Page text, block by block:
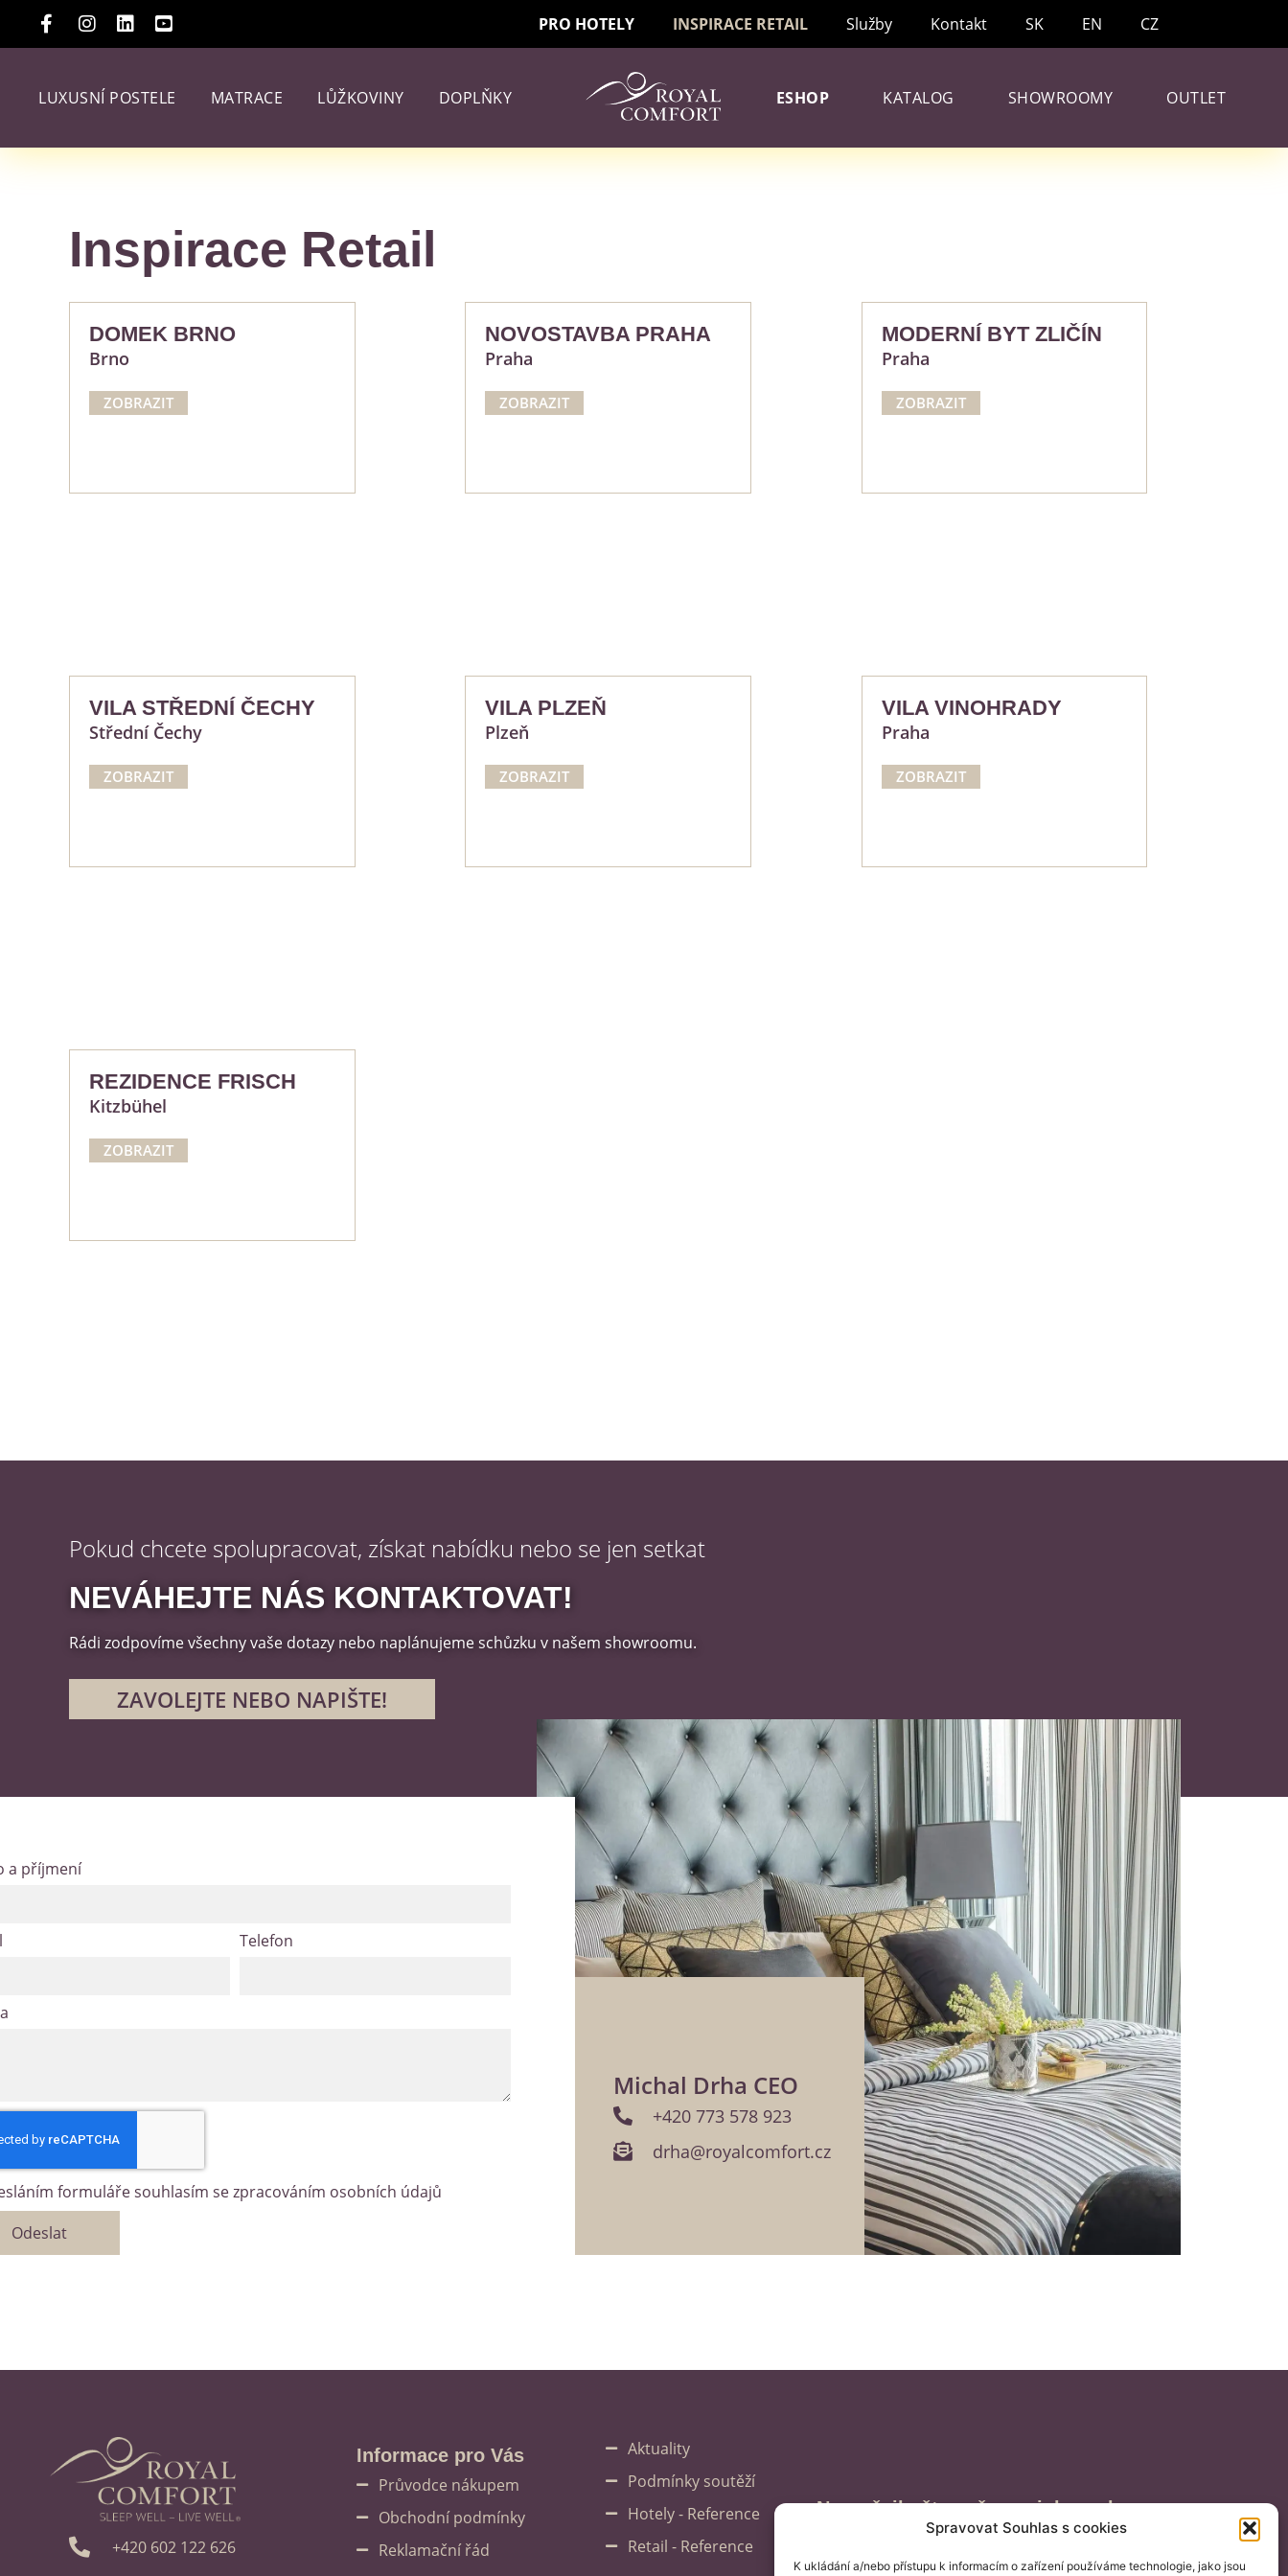
Spravovat Souhlas s cookies
K ukládání a/nebo přístupu k informacím o zařízení používáme technologie, jako jsou
PRO HOTELY INSPIRACE RETAIL Služby Kontakt SK EN CZ
LUXUSNÍ POSTELE MATRACE LŮŽKOVINY DOPLŇKY ESHOP KATALOG SHOWROOMY OUTLET
Inspirace Retail
DOMEK BRNO
Brno
ZOBRAZIT
NOVOSTAVBA PRAHA
Praha
ZOBRAZIT
MODERNÍ BYT ZLIČÍN
Praha
ZOBRAZIT
VILA STŘEDNÍ ČECHY
Střední Čechy
ZOBRAZIT
VILA PLZEŇ
Plzeň
ZOBRAZIT
VILA VINOHRADY
Praha
ZOBRAZIT
REZIDENCE FRISCH
Kitzbühel
ZOBRAZIT
Pokud chcete spolupracovat, získat nabídku nebo se jen setkat
NEVÁHEJTE NÁS KONTAKTOVAT!
Rádi zodpovíme všechny vaše dotazy nebo naplánujeme schůzku v našem showroomu.
ZAVOLEJTE NEBO NAPIŠTE!
a příjmení
Telefon
formuláře souhlasím se zpracováním osobních údajů
Odeslat
Michal Drha CEO
+420 773 578 923
drha@royalcomfort.cz
‭+420 602 122 626
Informace pro Vás
Průvodce nákupem
Obchodní podmínky
Reklamační řád
Aktuality
Podmínky soutěží
Hotely - Reference
Retail - Reference
Neprošvihněte naše novinky a slevy